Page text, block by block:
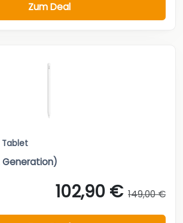
Zum Deal
Tablet
Generation)
102,90 € 149,00 €